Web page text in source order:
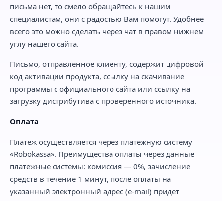
письма нет, то смело обращайтесь к нашим
специалистам, они с радостью Вам помогут. Удобнее
всего это можно сделать через чат в правом нижнем
углу нашего сайта.
Письмо, отправленное клиенту, содержит цифровой
код активации продукта, ссылку на скачивание
программы с официального сайта или ссылку на
загрузку дистрибутива с проверенного источника.
Оплата
Платеж осуществляется через платежную систему
«Robokassa». Преимущества оплаты через данные
платежные системы: комиссия — 0%, зачисление
средств в течение 1 минут, после оплаты на
указанный электронный адрес (e-mail) придет